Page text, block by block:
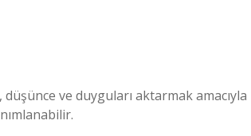
ve duyguları aktarmak amacıyla